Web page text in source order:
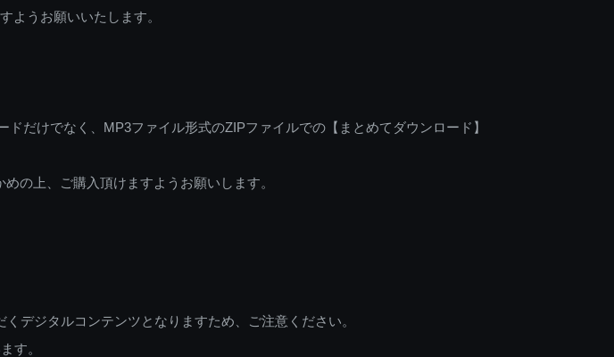
ようお願いいたします。
だけでなく、MP3ファイル形式のZIPファイルでの【まとめてダウンロード】
の上、ご購入頂けますようお願いします。
デジタルコンテンツとなりますため、ご注意ください。
す。